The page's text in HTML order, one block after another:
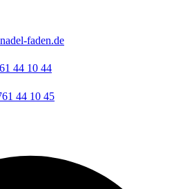
faden.de
44 10 44
44 10 45